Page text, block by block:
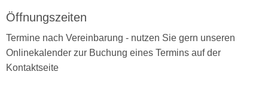
Öffnungszeiten
Termine nach Vereinbarung - nutzen Sie gern unseren
Onlinekalender zur Buchung eines Termins auf der
Kontaktseite